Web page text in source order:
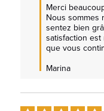
Merci
Nous sommes
sentez bien
satisfaction
que vous
Marina